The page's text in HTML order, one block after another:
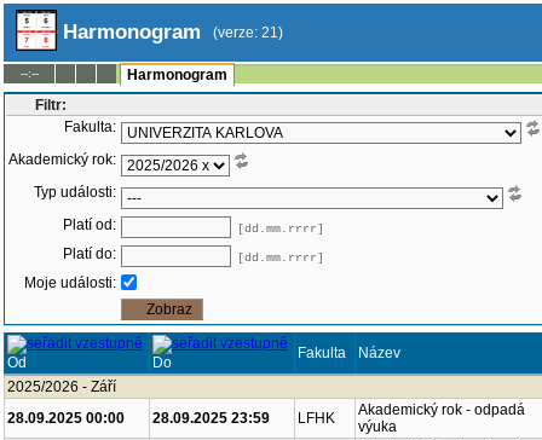
Harmonogram (verze: 21)
--:--
Harmonogram
Filtr:
Fakulta:
Akademický rok:
Typ události:
Platí od:
[dd.mm.rrrr]
Platí do: [dd.mm.rrrr]
Moje události:
Od Do
Fakulta
Název
2025/2026 - Září
28.09.2025 00:00
28.09.2025 23:59 LFHK
Akademický rok - odpadá
výuka